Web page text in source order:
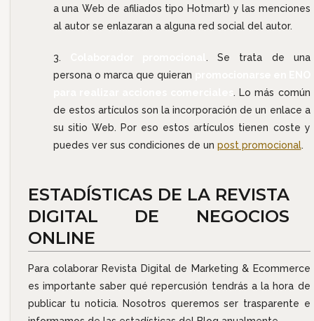
a una Web de afiliados tipo Hotmart) y las menciones
al autor se enlazaran a alguna red social del autor.
. Se trata de una
persona o marca que quieran
. Lo más común
de estos artículos son la incorporación de un enlace a
su sitio Web. Por eso estos artículos tienen coste y
puedes ver sus condiciones de un post promocional.
ESTADÍSTICAS DE LA REVISTA
DIGITAL DE NEGOCIOS
ONLINE
Para colaborar Revista Digital de Marketing & Ecommerce
es importante saber qué repercusión tendrás a la hora de
publicar tu noticia. Nosotros queremos ser trasparente e